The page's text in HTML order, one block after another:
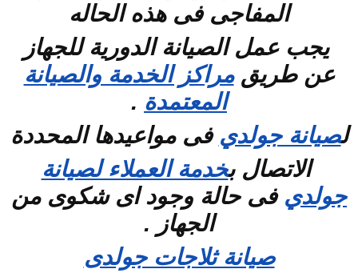
المفاجى فى هذه الحاله
يجب عمل الصيانة الدورية للجهاز
عن طريقمراكز الخدمة والصيانة
المعتمدة .
لصيانة جولدي فى مواعيدها المحددة
الاتصال بخدمة العملاء لصيانة
جولدي فى حالة وجود اى شكوى من
الجهاز .
صيانة ثلاجات جولدى